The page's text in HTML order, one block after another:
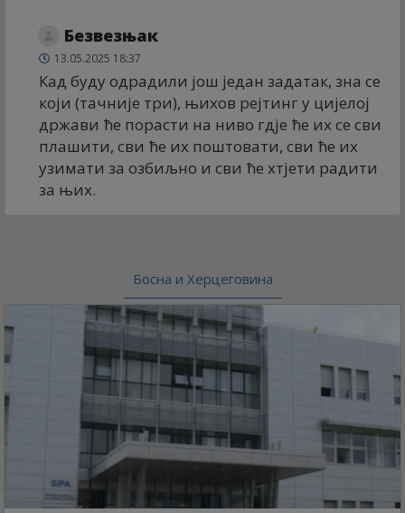
Безвезњак
13.05.2025 18:37
Кад буду одрадили још један задатак, зна се
који (тачније три), њихов рејтинг у цијелој
држави ће порасти на ниво гдје ће их се сви
плашити, сви ће их поштовати, сви ће их
узимати за озбиљно и сви ће хтјети радити
за њих.
Босна и Херцеговина